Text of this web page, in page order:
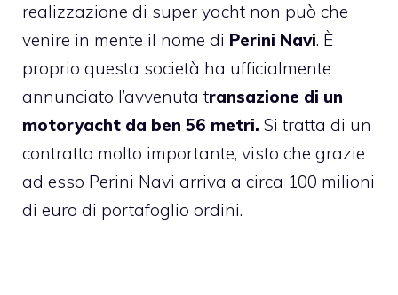
realizzazione di super yacht non può che
venire in mente il nome di Perini Navi. È
proprio questa società ha ufficialmente
annunciato l’avvenuta transazione di un
motoryacht da ben 56 metri. Si tratta di un
contratto molto importante, visto che grazie
ad esso Perini Navi arriva a circa 100 milioni
di euro di portafoglio ordini.